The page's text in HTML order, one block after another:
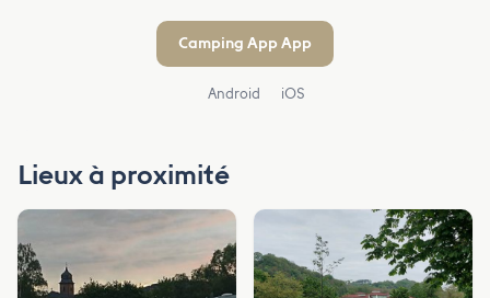
Camping App App
Android iOS
Lieux à proximité